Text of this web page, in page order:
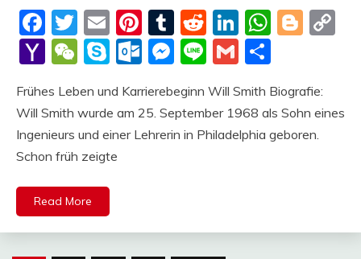
Facebook
Twitter
EmailPinterest
Tumblr
Reddit
LinkedIn
Yahoo
WeChat
SkypeOutlook.com
Messenger
LineGmail
Frühes Leben und Karrierebeginn Will Smith Biografie:
Will Smith wurde am 25. September 1968 als Sohn eines
Ingenieurs und einer Lehrerin in Philadelphia geboren.
Schon früh zeigte
Read More